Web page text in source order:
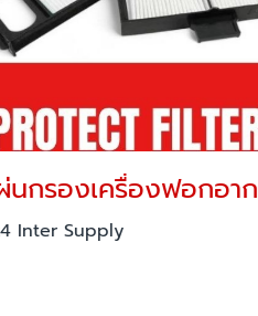
แผ่นกรองเครื่องฟอกอากาศ